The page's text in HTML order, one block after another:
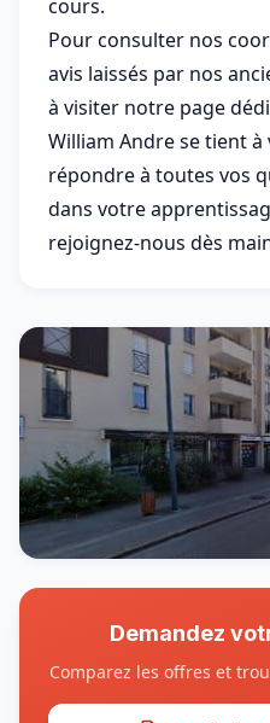
cours.
Pour consulter nos
avis laissés par nos
à visiter notre page
William Andre se tient
répondre à toutes vos
dans votre
rejoignez-nous dès
Demandez
Comparez les offres et